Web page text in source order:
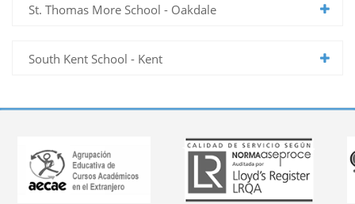
St. Thomas More School - Oakdale
South Kent School - Kent